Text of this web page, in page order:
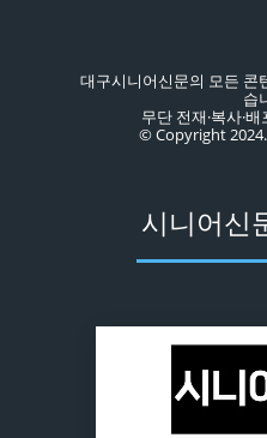
대구시니어신문의 모든 콘
습
무단 전재·복사·
© Copyright
시니어신